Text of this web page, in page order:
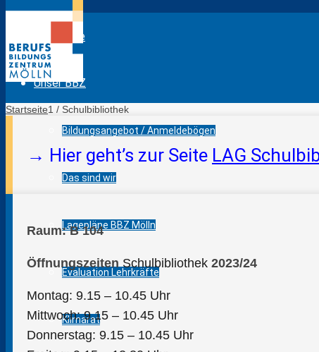
Startseite
Unser BBZ
Bildungsangebot / Anmeldebögen
Das sind wir
Lagepläne BBZ Mölln
Evaluation Lehrkräfte
Klimarat
Startseite1 / Schulbibliothek
→ Hier geht’s zur Seite LAG
Raum: B 104
ÖffnungszeitenSchulbibliothek 2023/24
Montag: 9.15 – 10.45 Uhr
Mittwoch: 9.15 – 10.45 Uhr
Donnerstag: 9.15 – 10.45 Uhr